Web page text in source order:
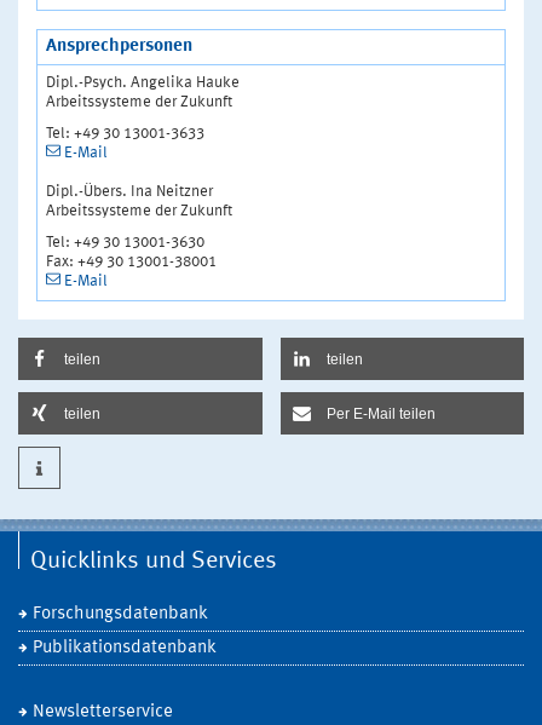
Ansprechpersonen
Dipl.-Psych. Angelika Hauke
Arbeitssysteme der Zukunft
Tel: +49 30 13001-3633
E-Mail
Dipl.-Übers. Ina Neitzner
Arbeitssysteme der Zukunft
Tel: +49 30 13001-3630
Fax: +49 30 13001-38001
E-Mail
teilen teilen
teilen Per E-Mail teilen
Quicklinks und Services
Forschungsdatenbank
Publikationsdatenbank
Newsletterservice